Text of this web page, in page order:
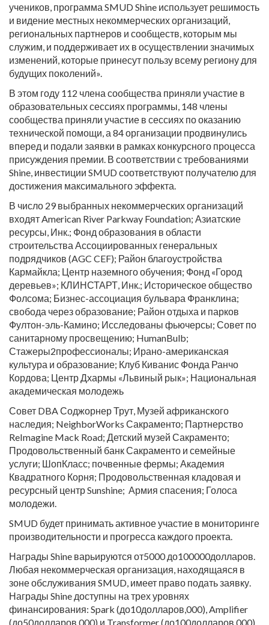
учеников, программа SMUD Shine использует решимость
и видение местных некоммерческих организаций,
региональных партнеров и сообществ, которым мы
служим, и поддерживает их в осуществлении значимых
изменений, которые принесут пользу всему региону для
будущих поколений».
В этом году 112 члена сообщества приняли участие в
образовательных сессиях программы, 148 члены
сообщества приняли участие в сессиях по оказанию
технической помощи, а 84 организации продвинулись
вперед и подали заявки в рамках конкурсного процесса
присуждения премии. В соответствии с требованиями
Shine, инвестиции SMUD соответствуют получателю для
достижения максимального эффекта.
В число 29 выбранных некоммерческих организаций
входят American River Parkway Foundation; Азиатские
ресурсы, Инк.; Фонд образования в области
строительства Ассоциированных генеральных
подрядчиков (AGC CEF); Район благоустройства
Кармайкла; Центр наземного обучения; Фонд «Город
деревьев»; КЛИНСТАРТ, Инк.; Историческое общество
Фолсома; Бизнес-ассоциация бульвара Франклина;
свобода через образование; Район отдыха и парков
Фултон-эль-Камино; Исследованы фьючерсы; Совет по
санитарному просвещению; HumanBulb;
Стажеры2профессионалы; Ирано-американская
культура и образование; Клуб Киванис Фонда Ранчо
Кордова; Центр Дхармы «Львиный рык»; Национальная
академическая молодежь
Совет DBA Соджорнер Трут, Музей африканского
наследия; NeighborWorks Сакраменто; Партнерство
ReImagine Mack Road; Детский музей Сакраменто;
Продовольственный банк Сакраменто и семейные
услуги; ШопКласс; почвенные фермы; Академия
Квадратного Корня; Продовольственная кладовая и
ресурсный центр Sunshine; Армия спасения; Голоса
молодежи.
SMUD будет принимать активное участие в мониторинге
производительности и прогресса каждого проекта.
Награды Shine варьируются от5000 до100000долларов.
Любая некоммерческая организация, находящаяся в
зоне обслуживания SMUD, имеет право подать заявку.
Награды Shine доступны на трех уровнях
финансирования: Spark (до10долларов,000), Amplifier
(до50долларов,000) и Transformer (до100долларов,000).